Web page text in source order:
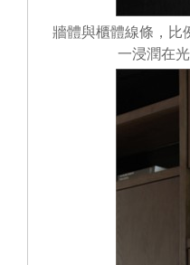
牆體與櫃體線條，比
一浸潤在